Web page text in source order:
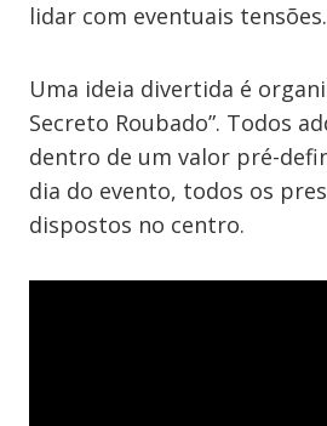
lidar com eventuais tensões.
Uma ideia divertida é
Secreto Roubado”. Todos
dentro de um valor pré-
dia do evento, todos os
dispostos no centro.